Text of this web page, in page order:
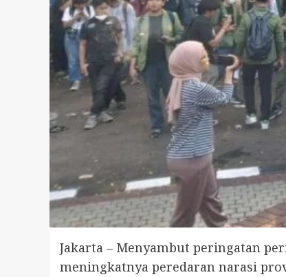
Jakarta – Menyambut peringatan
meningkatnya peredaran narasi